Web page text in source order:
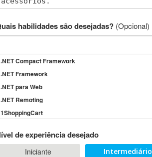
habilidades são desejadas? (Opcional)
.NET Compact Framework
.NET Framework
.NET para Web
.NET Remoting
1ShoppingCart
3GSM
4D Dimension
de experiência desejado
Iniciante
Intermediário